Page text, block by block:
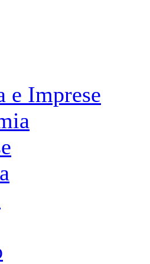
e Imprese